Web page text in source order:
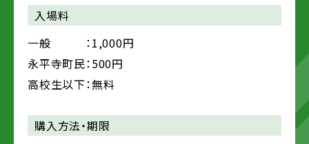
入場料
一般 ：1,000円
永平寺町民：500円
高校生以下：無料
購入方法・期限